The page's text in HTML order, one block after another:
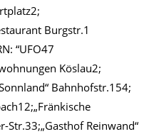
Burgstr.1
“UFO47
Köslau2;
Bahnhofstr.154;
Str.33;„Gasthof Reinwand“